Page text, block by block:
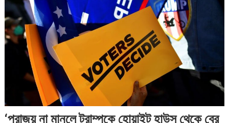
‘পরাজয় না মানলে ট্রাম্পকে হোয়াইট হাউস থেকে বের